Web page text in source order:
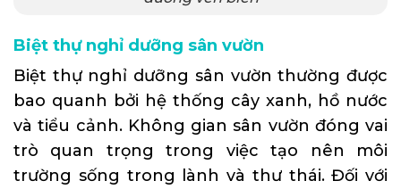
Biệt thự nghỉ dưỡng sân vườn
Biệt thự nghỉ dưỡng sân vườn thường được
bao quanh bởi hệ thống cây xanh, hồ nước
và tiểu cảnh. Không gian sân vườn đóng vai
trò quan trọng trong việc tạo nên môi
trường sống trong lành và thư thái. Đối với